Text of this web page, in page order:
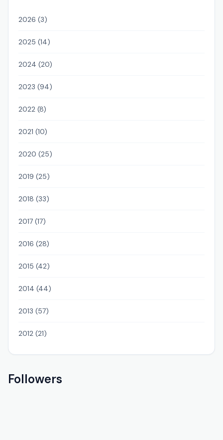
2026 (3)
2025 (14)
2024 (20)
2023 (94)
2022 (8)
2021 (10)
2020 (25)
2019 (25)
2018 (33)
2017 (17)
2016 (28)
2015 (42)
2014 (44)
2013 (57)
2012 (21)
Followers